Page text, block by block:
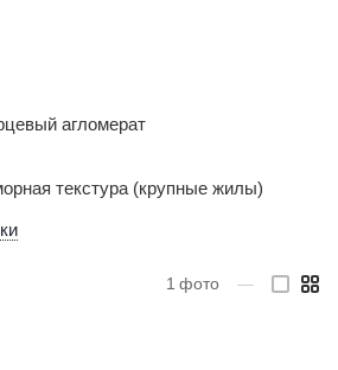
агломерат
текстура (крупные жилы)
1 фото —